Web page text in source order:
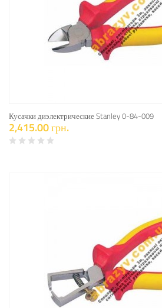
Кусачки диэлектрические Stanley 0-84-009
2,415.00 грн.